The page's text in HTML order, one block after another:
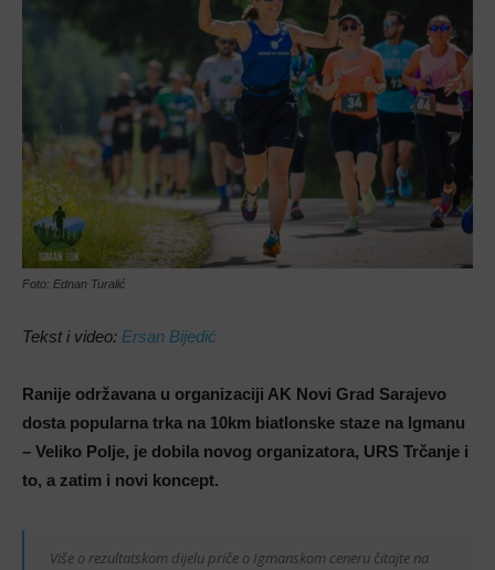
Foto: Ednan Turalić
Tekst i video: Ersan Bijedić
Ranije održavana u organizaciji AK Novi Grad Sarajevo
dosta popularna trka na 10km biatlonske staze na Igmanu
– Veliko Polje, je dobila novog organizatora, URS Trčanje i
to, a zatim i novi koncept.
Više o rezultatskom dijelu priče o Igmanskom ceneru čitajte na